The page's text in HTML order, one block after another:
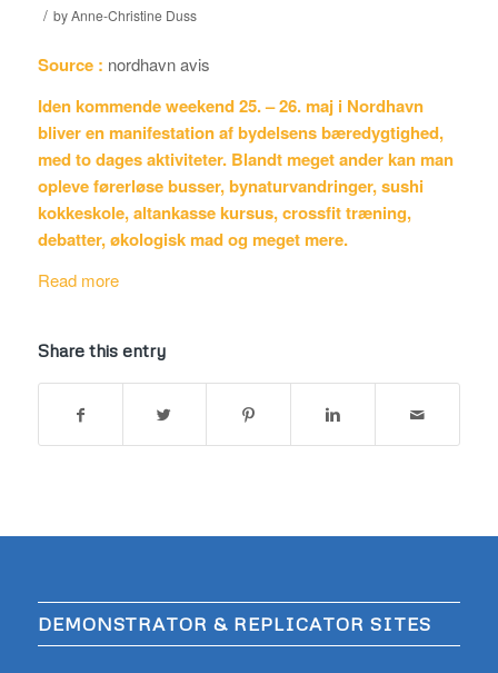
/ byAnne-Christine Duss
Source : nordhavn avis
Iden kommende weekend 25. – 26. maj i Nordhavn
bliver en manifestation af bydelsens bæredygtighed,
med to dages aktiviteter. Blandt meget ander kan man
opleve førerløse busser, bynaturvandringer, sushi
kokkeskole, altankasse kursus, crossfit træning,
debatter, økologisk mad og meget mere.
Read more
Share this entry
DEMONSTRATOR & REPLICATOR SITES